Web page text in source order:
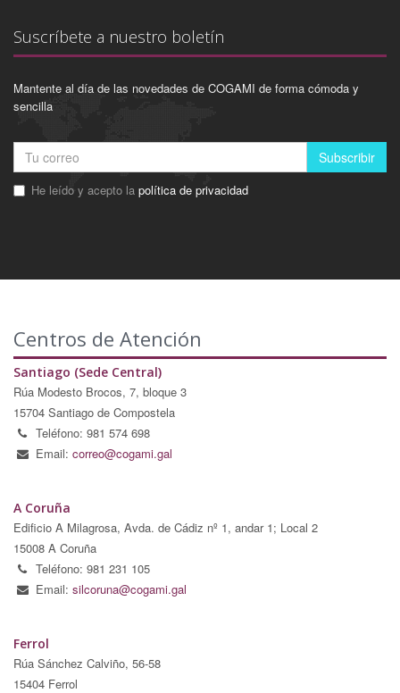
Suscríbete a nuestro boletín
Mantente al día de las novedades de COGAMI de forma cómoda y
sencilla
Subscribir
He leído y acepto la política de privacidad
Centros de Atención
Santiago (Sede Central)
Rúa Modesto Brocos, 7, bloque 3
15704 Santiago de Compostela
Teléfono: 981 574 698
Email: correo@cogami.gal
A Coruña
Edificio A Milagrosa, Avda. de Cádiz nº 1, andar 1; Local 2
15008 A Coruña
Teléfono: 981 231 105
Email: silcoruna@cogami.gal
Ferrol
Rúa Sánchez Calviño, 56-58
15404 Ferrol